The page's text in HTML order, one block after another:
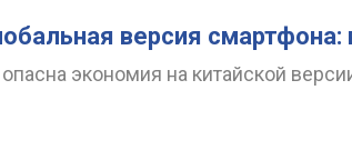
версия смартфона:
экономия на китайской